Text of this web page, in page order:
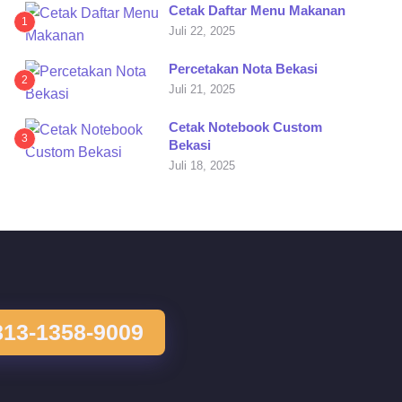
1
Cetak Daftar Menu Makanan
Juli 22, 2025
2
Percetakan Nota Bekasi
Juli 21, 2025
3
Cetak Notebook Custom
Bekasi
Juli 18, 2025
1358-9009